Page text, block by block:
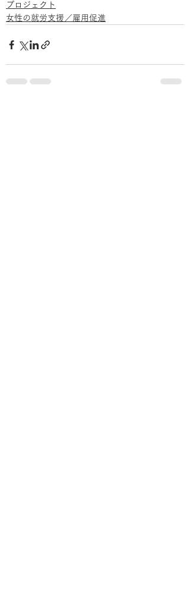
プロジェクト
女性の就労支援／雇用促進